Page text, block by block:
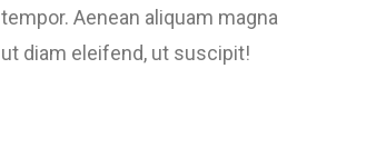
tempor. Aenean aliquam magna
ut diam eleifend, ut suscipit!